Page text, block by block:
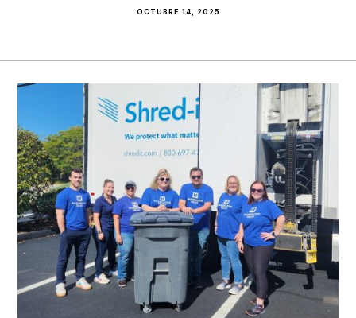
OCTUBRE 14, 2025